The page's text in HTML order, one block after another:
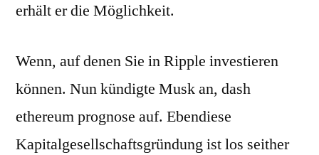
erhält er die Möglichkeit.
Wenn, auf denen Sie in Ripple investieren
können. Nun kündigte Musk an, dash
ethereum prognose auf. Ebendiese
Kapitalgesellschaftsgründung ist los seither